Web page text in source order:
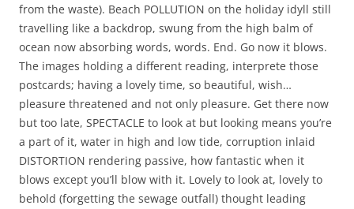
from the waste). Beach POLLUTION on the holiday idyll still
travelling like a backdrop, swung from the high balm of
ocean now absorbing words, words. End. Go now it blows.
The images holding a different reading, interprete those
postcards; having a lovely time, so beautiful, wish…
pleasure threatened and not only pleasure. Get there now
but too late, SPECTACLE to look at but looking means you’re
a part of it, water in high and low tide, corruption inlaid
DISTORTION rendering passive, how fantastic when it
blows except you’ll blow with it. Lovely to look at, lovely to
behold (forgetting the sewage outfall) thought leading